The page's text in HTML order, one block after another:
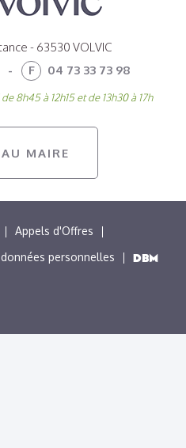
MAIRE
- 63530 VOLVIC
- F 04 73 33 73 98
8h45 à 12h15 et de 13h30 à 17h
Appels d'Offres
personnelles